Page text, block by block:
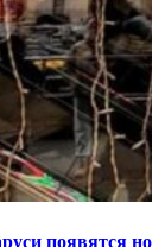
появятся